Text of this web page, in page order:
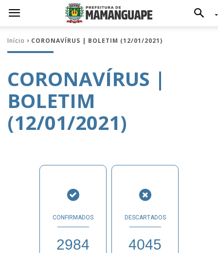
Início CORONAVÍRUS | BOLETIM (12/01/2021)
CORONAVÍRUS |
BOLETIM
(12/01/2021)
CONFIRMADOS
2984
DESCARTADOS
4045